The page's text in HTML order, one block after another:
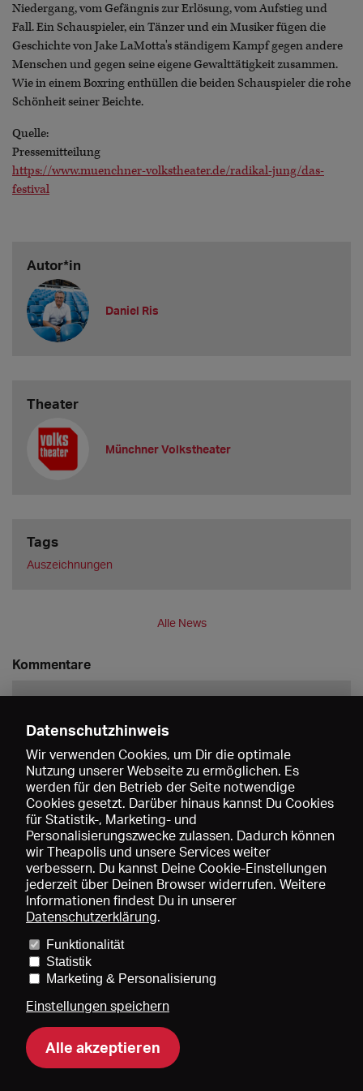
Niedergang, vom Gefängnis zur Erlösung, vom Aufstieg und
Fall. Ein Schauspieler, ein Tänzer und ein Musiker fügen die
Geschichte von Jake LaMotta's ständigem Kampf gegen andere
Menschen und gegen seine eigene Gewalttätigkeit zusammen.
Wie in einem Boxring enthüllen die beiden Schauspieler die rohe
Schönheit seiner Beichte.
Quelle:
Pressemitteilung
https://www.muenchner-volkstheater.de/radikal-jung/das-
festival
Autor*in
Daniel Ris
Theater
Münchner Volkstheater
Tags
Auszeichnungen
Alle News
Kommentare
Speichern
Preise und Mitgliedschaften
Mediadaten
Über uns Impressum
DE
Datenschutzhinweis
Wir verwenden Cookies, um Dir die optimale
Nutzung unserer Webseite zu ermöglichen. Es
werden für den Betrieb der Seite notwendige
Cookies gesetzt. Darüber hinaus kannst Du Cookies
für Statistik-, Marketing- und
Personalisierungszwecke zulassen. Dadurch können
wir Theapolis und unsere Services weiter
verbessern. Du kannst Deine Cookie-Einstellungen
jederzeit über Deinen Browser widerrufen. Weitere
Informationen findest Du in unserer
Datenschutzerklärung.
Funktionalität
Statistik
Marketing & Personalisierung
Einstellungen speichern
Alle akzeptieren